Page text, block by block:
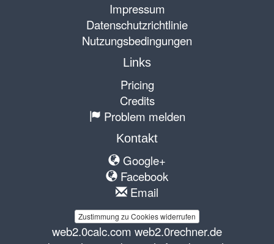
Impressum
Datenschutzrichtlinie
Nutzungsbedingungen
Links
Pricing
Credits
Problem melden
Kontakt
Google+
Facebook
Email
Zustimmung zu Cookies widerrufen
web2.0calc.com web2.0rechner.de